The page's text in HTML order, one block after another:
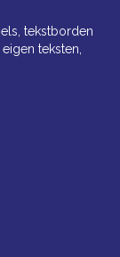
tekstborden
teksten,